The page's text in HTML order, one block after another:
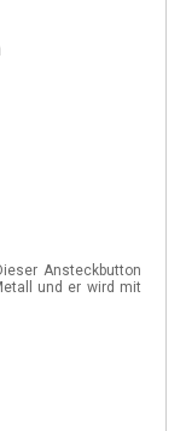
Ansteckbutton
und er wird mit